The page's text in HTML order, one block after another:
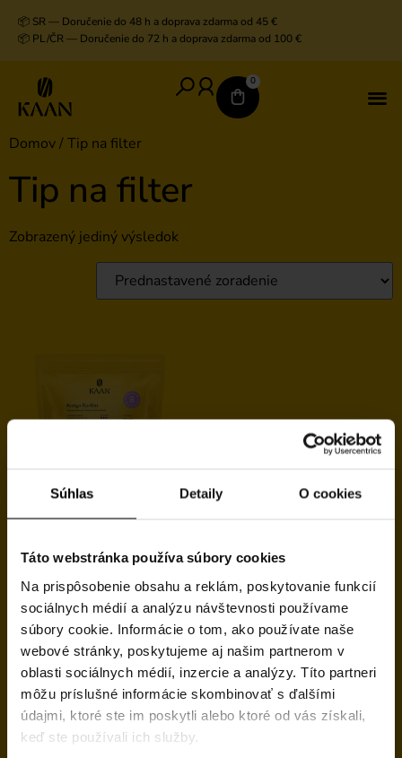
Súhlas Detaily O cookies
Táto webstránka používa súbory cookies
Na prispôsobenie obsahu a reklám, poskytovanie funkcií
sociálnych médií a analýzu návštevnosti používame
súbory cookie. Informácie o tom, ako používate naše
webové stránky, poskytujeme aj našim partnerom v
oblasti sociálnych médií, inzercie a analýzy. Títo partneri
môžu príslušné informácie skombinovať s ďalšími
údajmi, ktoré ste im poskytli alebo ktoré od vás získali,
keď ste používali ich služby.
📦 SR — Doručenie do 48 h a doprava zdarma od 45 €
📦 PL/ČR — Doručenie do 72 h a doprava zdarma od 100 €
0
Domov/ Tip na filter
Tip na filter
Zobrazený jediný výsledok
4.63
z 5
0948 215 976
info@kaan.sk
Značka
O nás
Pražiareň